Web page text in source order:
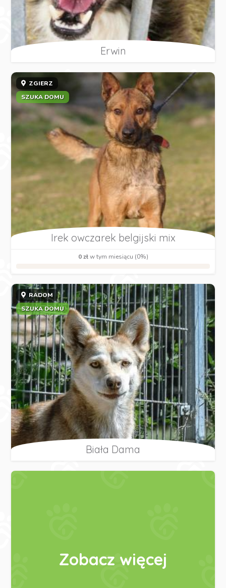
Erwin
ZGIERZ
SZUKA DOMU
Irek owczarek belgijski mix
0 złw tym miesiącu (0%)
RADOM
SZUKA DOMU
Biała Dama
Zobacz więcej